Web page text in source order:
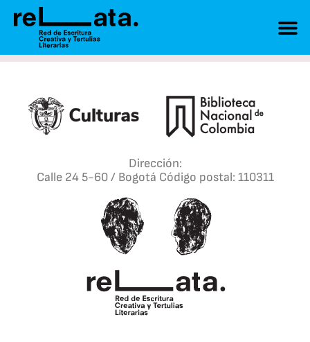
Dirección:
Calle 24 5-60 / Bogotá Código postal: 110311